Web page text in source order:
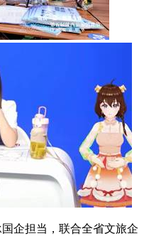
企担当，联合全省文旅企